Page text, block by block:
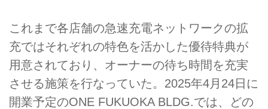
これまで各店舗の急速充電ネットワークの拡
充ではそれぞれの特色を活かした優待特典が
用意されており、オーナーの待ち時間を充実
させる施策を行なっていた。2025年4月24日に
開業予定のONE FUKUOKA BLDG.では、どの